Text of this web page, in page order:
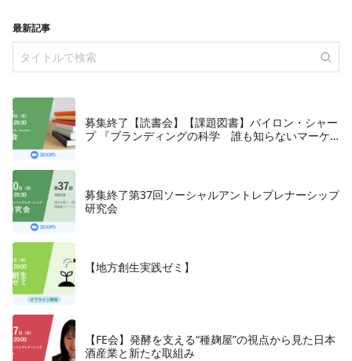
最新記事
募集終了【読書会】【課題図書】バイロン・シャー
プ 『ブランディングの科学 誰も知らないマーケ
募集終了第37回ソーシャルアントレプレナーシップ
研究会
【地方創生実践ゼミ】
【FE会】発酵を支える“種麹屋”の視点から見た日本
酒産業と新たな取組み